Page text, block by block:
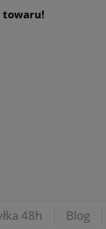
towaru!
48h Blog